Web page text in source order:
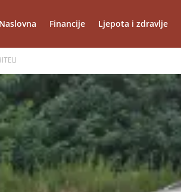
Naslovna Financije Ljepota i zdravlje